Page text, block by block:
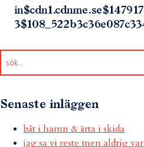
in
Senaste inläggen
båt i hamn & ärta i skida
jag sa vi reste men aldrig var